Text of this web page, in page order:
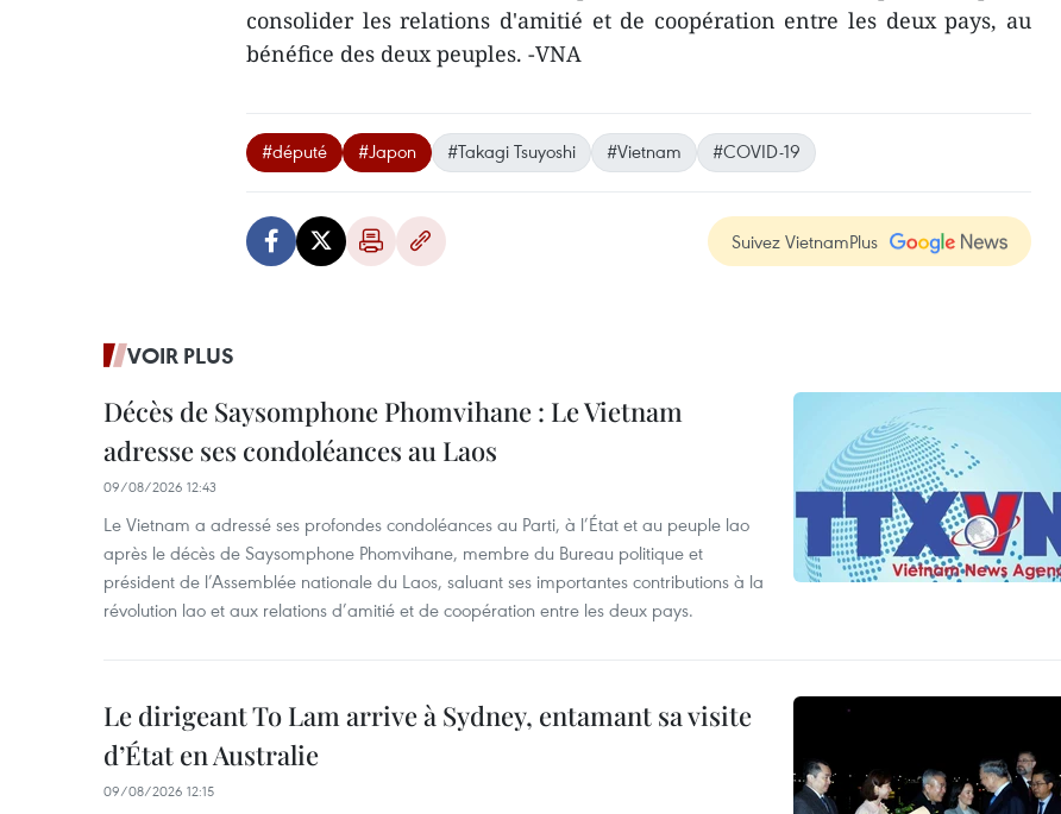
consolider les relations d'amitié et de coopération entre les deux pays, au
bénéfice des deux peuples. -VNA
#député #Japon #Takagi Tsuyoshi #Vietnam #COVID-19
Suivez VietnamPlus
VOIR PLUS
Décès de Saysomphone Phomvihane : Le Vietnam
adresse ses condoléances au Laos
09/08/2026 12:43
Le Vietnam a adressé ses profondes condoléances au Parti, à l’État et au peuple lao
après le décès de Saysomphone Phomvihane, membre du Bureau politique et
président de l’Assemblée nationale du Laos, saluant ses importantes contributions à la
révolution lao et aux relations d’amitié et de coopération entre les deux pays.
Le dirigeant To Lam arrive à Sydney, entamant sa visite
d’État en Australie
09/08/2026 12:15